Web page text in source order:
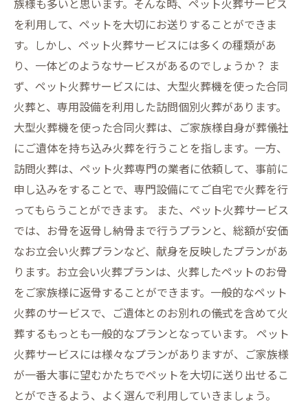
族様も多いと思います。そんな時、ペット火葬サービス
を利用して、ペットを大切にお送りすることができま
す。しかし、ペット火葬サービスには多くの種類があ
り、一体どのようなサービスがあるのでしょうか？ ま
ず、ペット火葬サービスには、大型火葬機を使った合同
火葬と、専用設備を利用した訪問個別火葬があります。
大型火葬機を使った合同火葬は、ご家族様自身が葬儀社
にご遺体を持ち込み火葬を行うことを指します。一方、
訪問火葬は、ペット火葬専門の業者に依頼して、事前に
申し込みをすることで、専門設備にてご自宅で火葬を行
ってもらうことができます。 また、ペット火葬サービス
では、お骨を返骨し納骨まで行うプランと、総額が安価
なお立会い火葬プランなど、献身を反映したプランがあ
ります。お立会い火葬プランは、火葬したペットのお骨
をご家族様に返骨することができます。一般的なペット
火葬のサービスで、ご遺体とのお別れの儀式を含めて火
葬するもっとも一般的なプランとなっています。 ペット
火葬サービスには様々なプランがありますが、ご家族様
が一番大事に望むかたちでペットを大切に送り出せるこ
とができるよう、よく選んで利用していきましょう。